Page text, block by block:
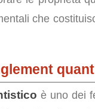
che
è uno dei